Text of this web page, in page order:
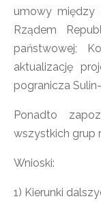
umowy między
Rządem
państwowej;
aktualizację
pogranicza
Ponadto
wszystkich grup
Wnioski:
1) Kierunki